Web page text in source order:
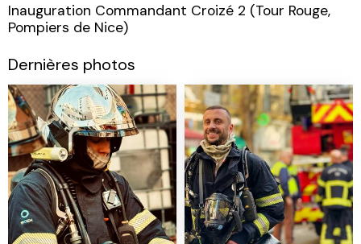
Inauguration Commandant Croizé 2 (Tour Rouge,
Pompiers de Nice)
Dernières photos